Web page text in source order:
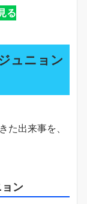
る
ュニョン
た出来事を、
ン